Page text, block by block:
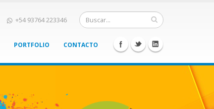
+54 93764 223346
PORTFOLIO CONTACTO